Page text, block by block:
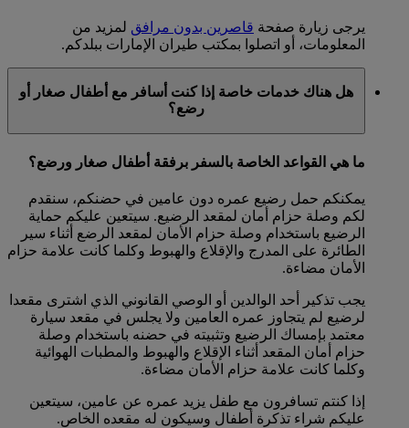
يرجى زيارة صفحة قاصرين بدون مرافق لمزيد من
المعلومات، أو اتصلوا بمكتب طيران الإمارات ببلدكم.
هل هناك خدمات خاصة إذا كنت أسافر مع أطفال صغار أو
رضع؟
ما هي القواعد الخاصة بالسفر برفقة أطفال صغار ورضع؟
يمكنكم حمل رضيع عمره دون عامين في حضنكم، سنقدم
لكم وصلة حزام أمان لمقعد الرضيع. سيتعين عليكم حماية
الرضيع باستخدام وصلة حزام الأمان لمقعد الرضع أثناء سير
الطائرة على المدرج والإقلاع والهبوط وكلما كانت علامة حزام
الأمان مضاءة.
يجب تذكير أحد الوالدين أو الوصي القانوني الذي اشترى مقعدا
لرضيع لم يتجاوز عمره العامين ولا يجلس في مقعد سيارة
معتمد بإمساك الرضيع وتثبيته في حضنه باستخدام وصلة
حزام أمان المقعد أثناء الإقلاع والهبوط والمطبات الهوائية
وكلما كانت علامة حزام الأمان مضاءة.
إذا كنتم تسافرون مع طفل يزيد عمره عن عامين، سيتعين
عليكم شراء تذكرة أطفال وسيكون له مقعده الخاص.